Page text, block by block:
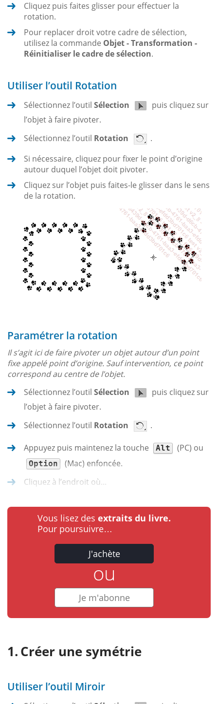
Cliquez puis faites glisser pour effectuer la
rotation.
Pour replacer droit votre cadre de sélection,
utilisez la commande Objet - Transformation -
Réinitialiser le cadre de sélection.
Utiliser l’outil Rotation
Sélectionnez l’outil Sélection
puis cliquez sur
l’objet à faire pivoter.
Sélectionnez l’outil Rotation
.
Si nécessaire, cliquez pour fixer le point d’origine
autour duquel l’objet doit pivoter.
Cliquez sur l’objet puis faites-le glisser dans le sens
de la rotation.
Paramétrer la rotation
Il s’agit ici de faire pivoter un objet autour d’un point
fixe appelé point d’origine. Sauf intervention, ce point
correspond au centre de l’objet.
Sélectionnez l’outil Sélection
puis cliquez sur
l’objet à faire pivoter.
Sélectionnez l’outil Rotation .
Appuyez puis maintenez la touche Alt (PC) ou
Option
(Mac) enfoncée.
Cliquez à l’endroit où...
Vous lisez des extraits du livre.
Pour poursuivre…
J'achète
ou
Je m'abonne
Créer une symétrie
Utiliser l’outil Miroir